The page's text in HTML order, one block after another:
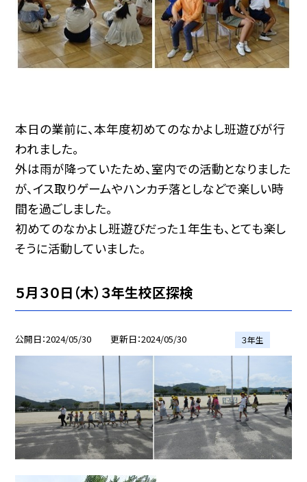
本日の業前に、本年度初めてのなかよし班遊びが行
われました。
外は雨が降っていたため、室内での活動となりました
が、イス取りゲームやハンカチ落としなどで楽しい時
間を過ごしました。
初めてのなかよし班遊びだった１年生も、とても楽し
そうに活動していました。
５月３０日（木）３年生校区探検
公開日 2024/05/30 更新日 2024/05/30 ３年生